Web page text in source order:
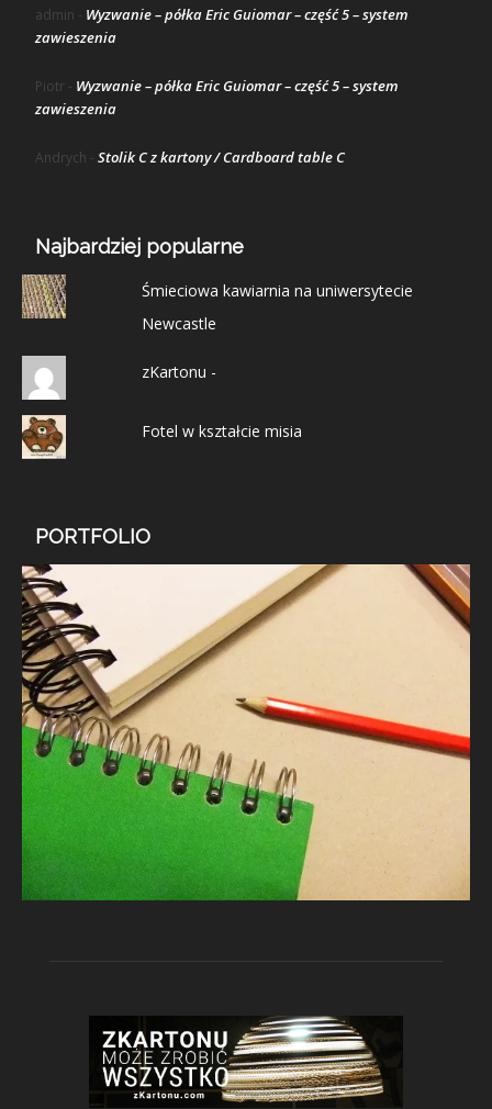
admin - Wyzwanie – półka Eric Guiomar – część 5 – system
zawieszenia
Piotr - Wyzwanie – półka Eric Guiomar – część 5 – system
zawieszenia
Andrych - Stolik C z kartony / Cardboard table C
Najbardziej popularne
Śmieciowa kawiarnia na uniwersytecie
Newcastle
zKartonu -
Fotel w kształcie misia
PORTFOLIO